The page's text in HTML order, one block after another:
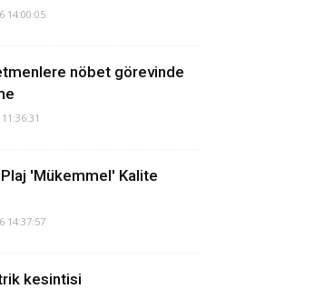
14:00:05
nöbet görevinde
'Mükemmel' Kalite
14:37:57
kesintisi